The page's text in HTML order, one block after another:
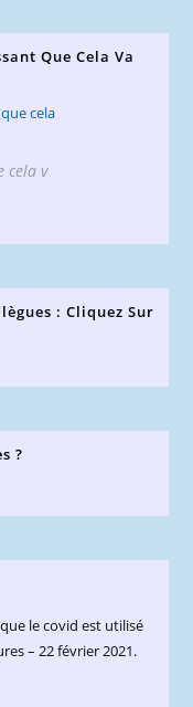
Que Cela Va
cela v
: Cliquez Sur
?
le covid est utilisé
– 22 février 2021.